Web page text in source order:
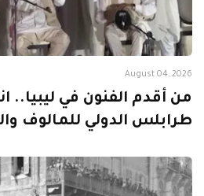
August 04, 2026
من أقدم الفنون في ليبيا..
طرابلس الدولي للمالوف